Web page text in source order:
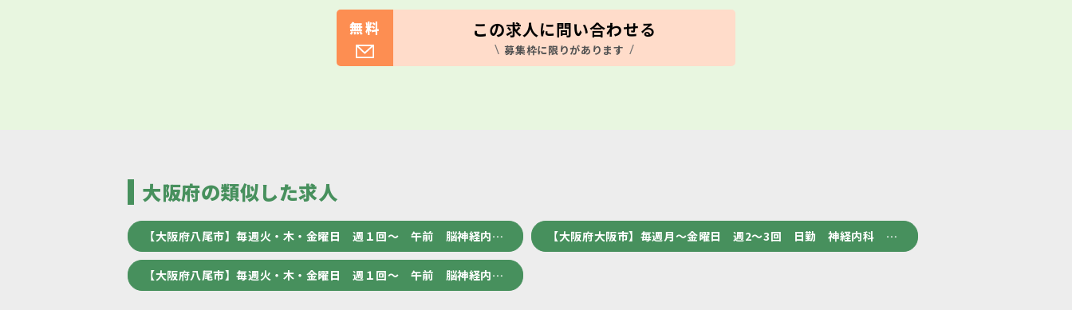
無料 この求人に問い合わせる
募集枠に限りがあります
大阪府の類似した求人
【大阪府八尾市】毎週火・木・金曜日 週１回～ 午前 脳神経内… 【大阪府大阪市】毎週月～金曜日 週2～3回 日勤 神経内科 …
【大阪府八尾市】毎週火・木・金曜日 週１回～ 午前 脳神経内…